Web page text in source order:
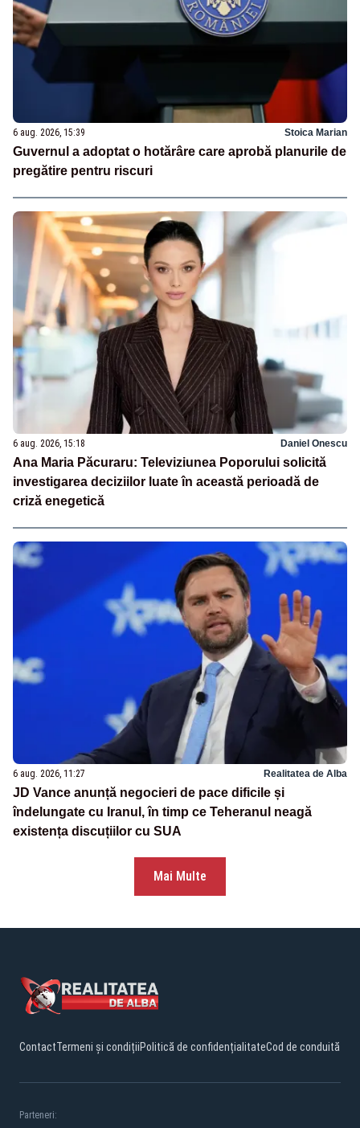
6 aug. 2026, 15:39 Stoica Marian
Guvernul a adoptat o hotărâre care aprobă planurile de
pregătire pentru riscuri
6 aug. 2026, 15:18 Daniel Onescu
Ana Maria Păcuraru: Televiziunea Poporului solicită
investigarea deciziilor luate în această perioadă de
criză enegetică
6 aug. 2026, 11:27 Realitatea de Alba
JD Vance anunță negocieri de pace dificile și
îndelungate cu Iranul, în timp ce Teheranul neagă
existența discuțiilor cu SUA
Mai Multe
ContactTermeni și condițiiPolitică de confidențialitateCod de conduită
Parteneri: